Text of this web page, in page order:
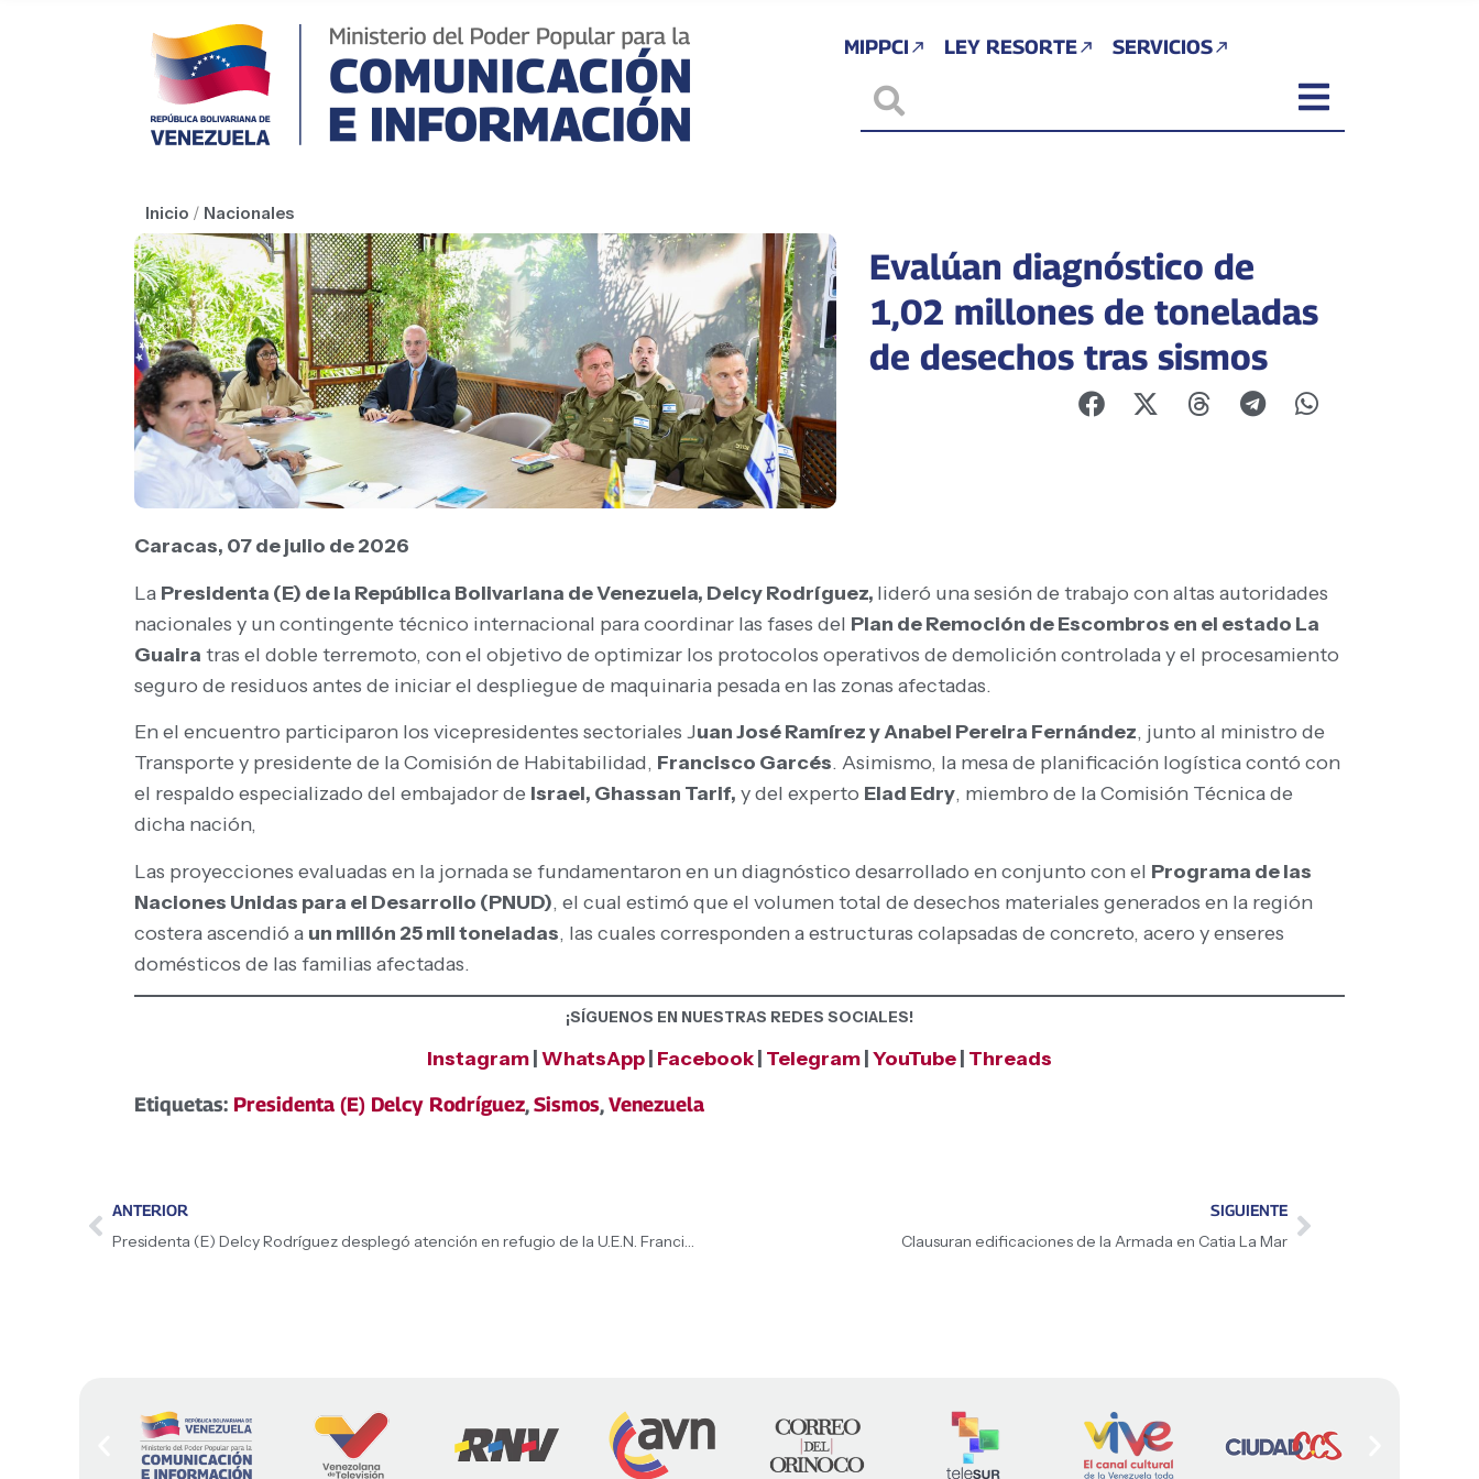
MIPPCI LEY RESORTE SERVICIOS
Inicio / Nacionales
Evalúan diagnóstico de
1,02 millones de toneladas
de desechos tras sismos
Caracas, 07 de julio de 2026
La Presidenta (E) de la República Bolivariana de Venezuela, Delcy Rodríguez, lideró una sesión de trabajo con altas autoridades
nacionales y un contingente técnico internacional para coordinar las fases del Plan de Remoción de Escombros en el estado La
Guaira tras el doble terremoto, con el objetivo de optimizar los protocolos operativos de demolición controlada y el procesamiento
seguro de residuos antes de iniciar el despliegue de maquinaria pesada en las zonas afectadas.
En el encuentro participaron los vicepresidentes sectoriales Juan José Ramírez y Anabel Pereira Fernández, junto al ministro de
Transporte y presidente de la Comisión de Habitabilidad, Francisco Garcés. Asimismo, la mesa de planificación logística contó con
el respaldo especializado del embajador de Israel, Ghassan Tarif, y del experto Elad Edry, miembro de la Comisión Técnica de
dicha nación,
Las proyecciones evaluadas en la jornada se fundamentaron en un diagnóstico desarrollado en conjunto con el Programa de las
Naciones Unidas para el Desarrollo (PNUD), el cual estimó que el volumen total de desechos materiales generados en la región
costera ascendió a un millón 25 mil toneladas, las cuales corresponden a estructuras colapsadas de concreto, acero y enseres
domésticos de las familias afectadas.
¡SÍGUENOS EN NUESTRAS REDES SOCIALES!
Instagram WhatsApp Facebook Telegram YouTube Threads
Etiquetas: Presidenta (E) Delcy Rodríguez,Sismos,Venezuela
ANTERIOR
Presidenta (E) Delcy Rodríguez desplegó atención en refugio de la U.E.N. Francisco Pimentel
SIGUIENTE
Clausuran edificaciones de la Armada en Catia La Mar